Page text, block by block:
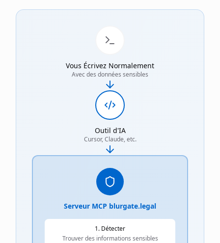
Vous Écrivez Normalement
Avec des données sensibles
Outil d'IA
Cursor, Claude, etc.
Serveur MCP blurgate.legal
1. Détecter
Trouver des informations sensibles